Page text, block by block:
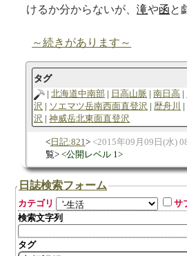
けるか分からないが、滝や函と
～続きがあります～
タグ
北海道中南部
日高山脈 南日高
沢
ソエマツ岳南西面直登沢 歴舟川
沢
神威岳北東面直登沢
日記:821 2015年09月09日(水)
覧
公開レベル 1
日誌検索フォーム
カテゴリ
サ
検索文字列
タグ